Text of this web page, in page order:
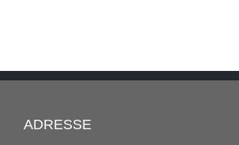
ADRESSE